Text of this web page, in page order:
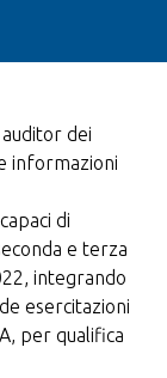
dei
informazioni
di
e terza
integrando
esercitazioni
per qualifica